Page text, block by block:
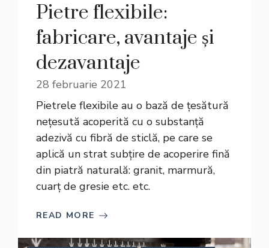
Pietre flexibile:
fabricare, avantaje și
dezavantaje
28 februarie 2021
Pietrele flexibile au o bază de țesătură
nețesută acoperită cu o substanță
adezivă cu fibră de sticlă, pe care se
aplică un strat subțire de acoperire fină
din piatră naturală: granit, marmură,
cuarț de gresie etc. etc.
READ MORE